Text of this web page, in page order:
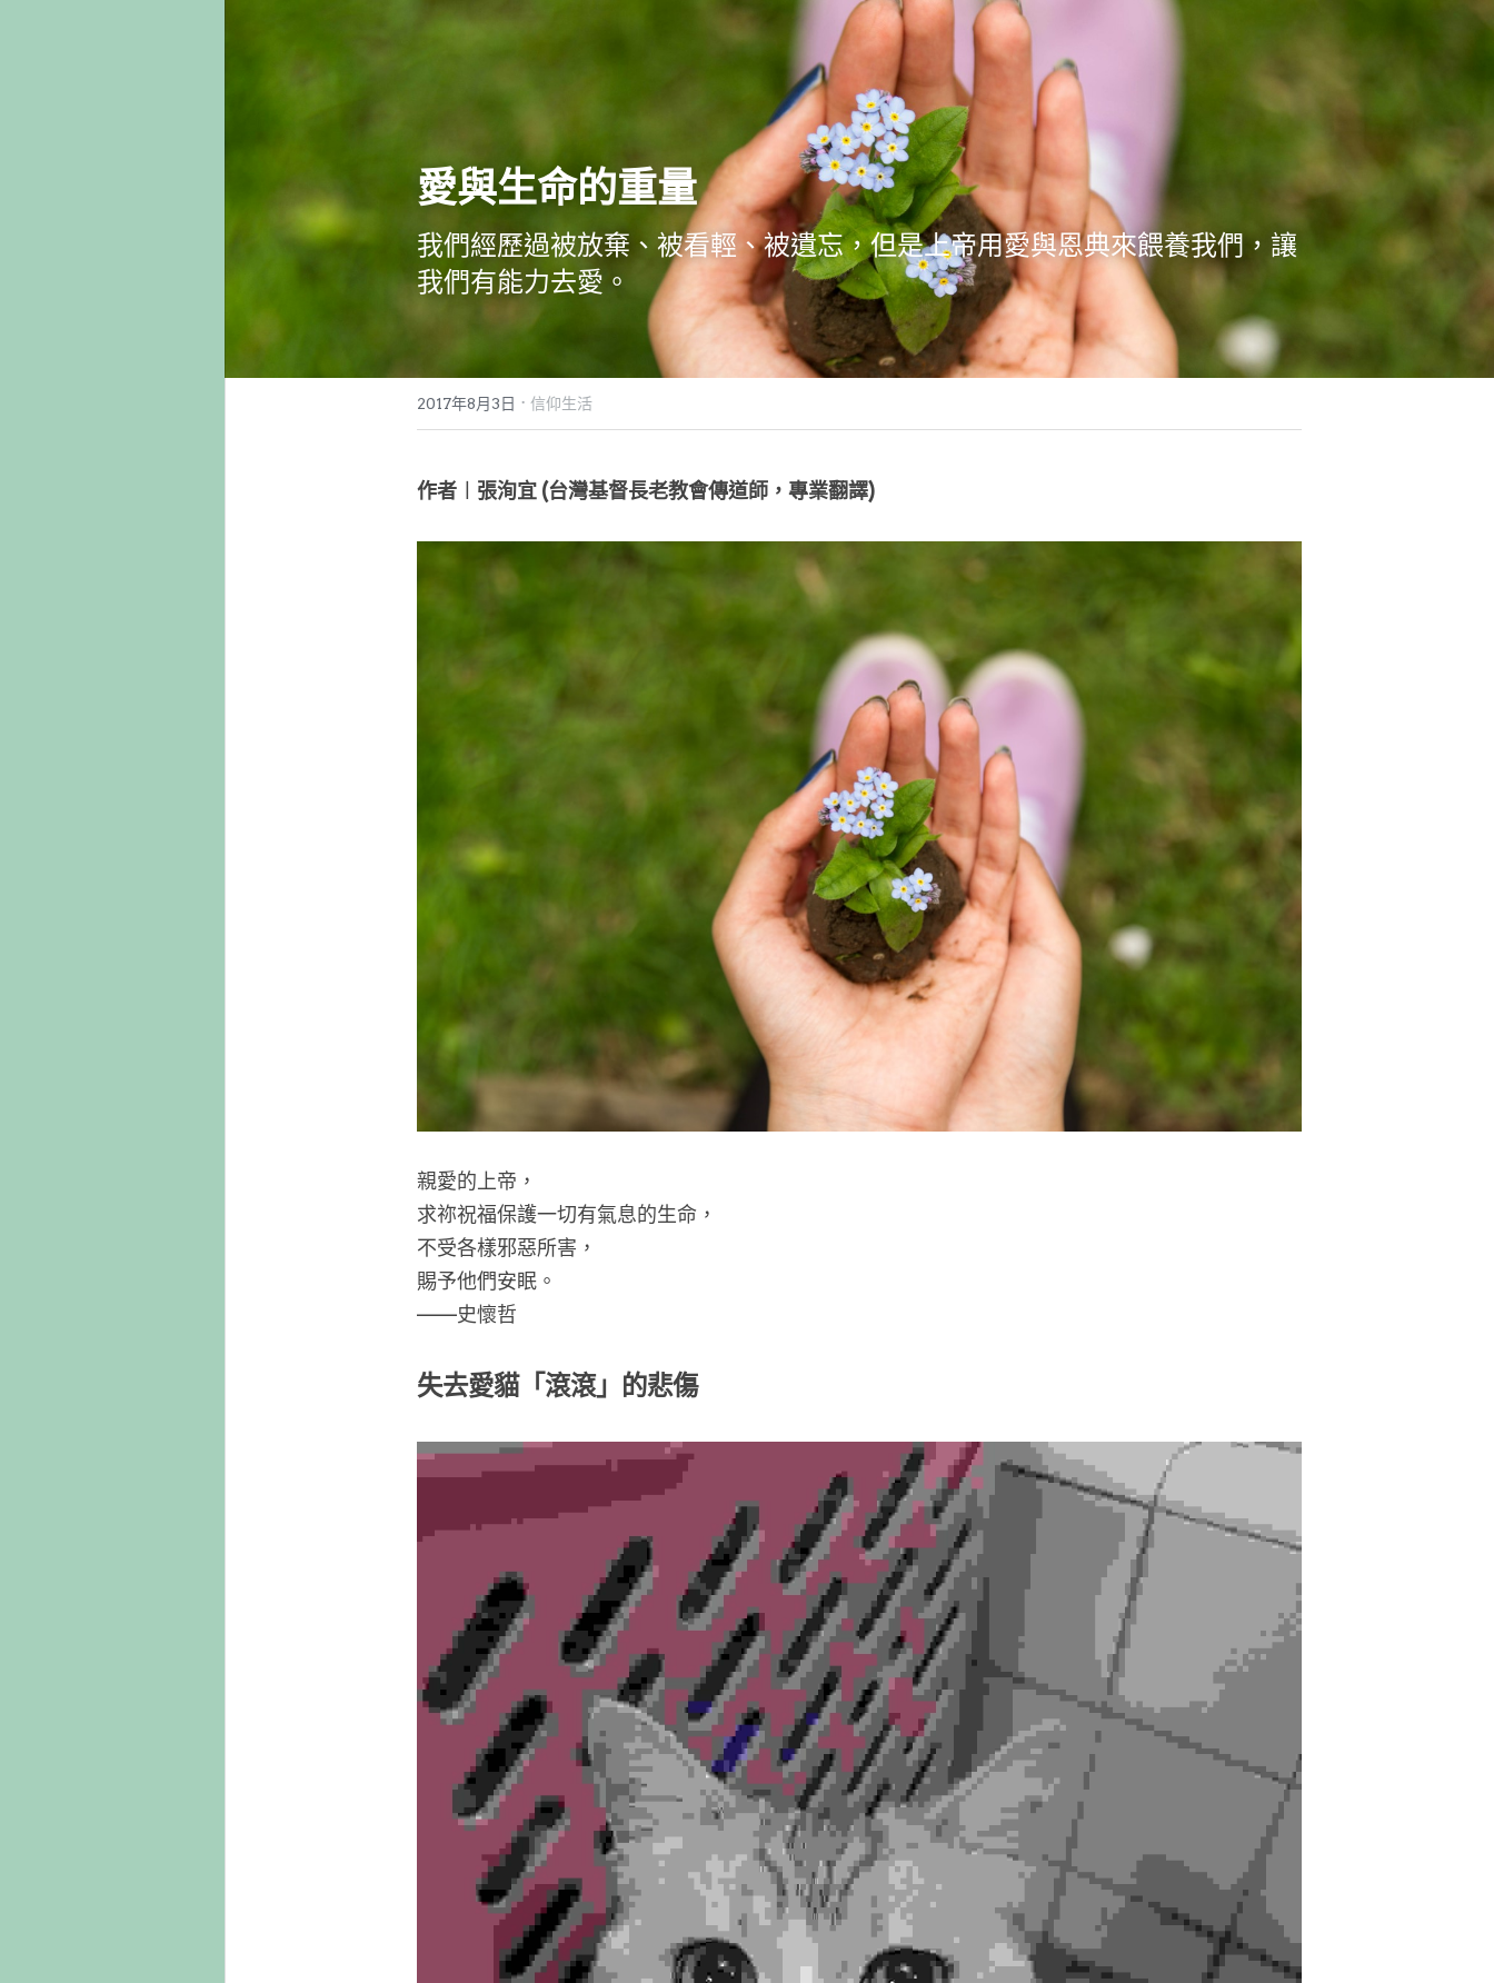
愛與生命的重量
我們經歷過被放棄、被看輕、被遺忘，但是上帝用愛與恩典來餵養我們，讓
我們有能力去愛。
2017年8月3日 · 信仰生活
作者︱張洵宜 (台灣基督長老教會傳道師，專業翻譯)
親愛的上帝，
求祢祝福保護一切有氣息的生命，
不受各樣邪惡所害，
賜予他們安眠。
——史懷哲
失去愛貓「滾滾」的悲傷